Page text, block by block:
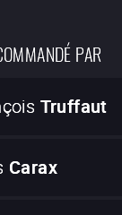
PAR
Truffaut
Carax